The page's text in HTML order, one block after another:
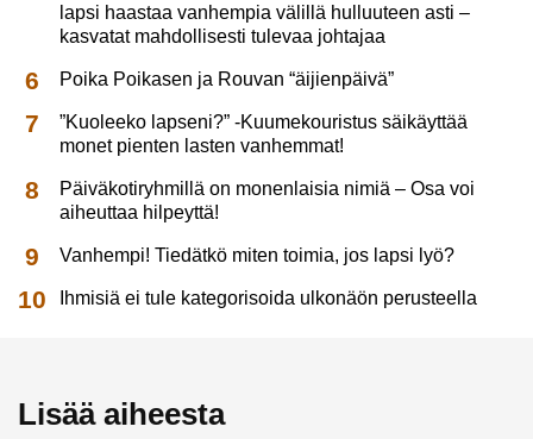
lapsi haastaa vanhempia välillä hulluuteen asti –
kasvatat mahdollisesti tulevaa johtajaa
Poika Poikasen ja Rouvan “äijienpäivä”
”Kuoleeko lapseni?” -Kuumekouristus säikäyttää
monet pienten lasten vanhemmat!
Päiväkotiryhmillä on monenlaisia nimiä – Osa voi
aiheuttaa hilpeyttä!
Vanhempi! Tiedätkö miten toimia, jos lapsi lyö?
Ihmisiä ei tule kategorisoida ulkonäön perusteella
Lisää aiheesta